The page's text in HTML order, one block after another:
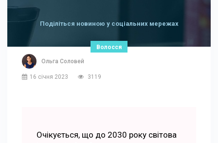
Поділіться новиною у соціальних мережах
Волосся
Ольга Соловей
16 січня 2023 3119
Очікується, що до 2030 року світова